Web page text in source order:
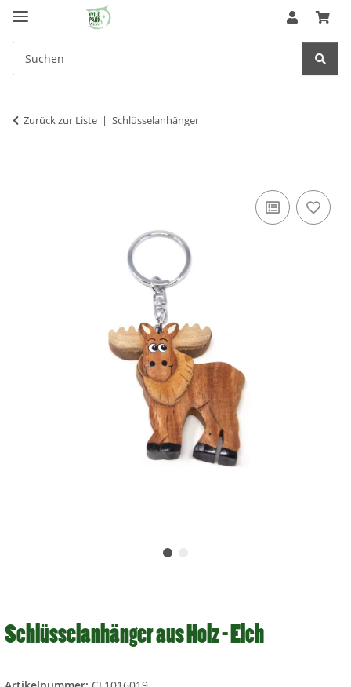
Zurück zur Liste Schlüsselanhänger
Schlüsselanhänger aus Holz - Elch